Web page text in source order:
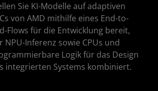
Sie KI-Modelle auf adaptiven
von AMD mithilfe eines End-to-
Flows für die Entwicklung bereit,
NPU-Inferenz sowie CPUs und
Logik für das Design
integrierten Systems kombiniert.